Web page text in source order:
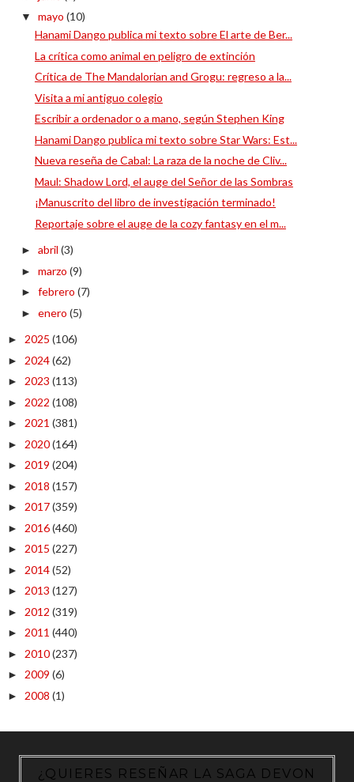
▼ mayo (10)
Hanami Dango publica mi texto sobre El arte de Ber...
La crítica como animal en peligro de extinción
Crítica de The Mandalorian and Grogu: regreso a la...
Visita a mi antiguo colegio
Escribir a ordenador o a mano, según Stephen King
Hanami Dango publica mi texto sobre Star Wars: Est...
Nueva reseña de Cabal: La raza de la noche de Cliv...
Maul: Shadow Lord, el auge del Señor de las Sombras
¡Manuscrito del libro de investigación terminado!
Reportaje sobre el auge de la cozy fantasy en el m...
► abril (3)
► marzo (9)
► febrero (7)
► enero (5)
► 2025 (106)
► 2024(62)
► 2023 (113)
► 2022 (108)
► 2021 (381)
► 2020(164)
► 2019 (204)
► 2018 (157)
► 2017(359)
► 2016(460)
► 2015 (227)
► 2014(52)
► 2013 (127)
► 2012 (319)
► 2011 (440)
► 2010(237)
► 2009 (6)
► 2008 (1)
¿QUIERES RESEÑAR LA SAGA DEVON